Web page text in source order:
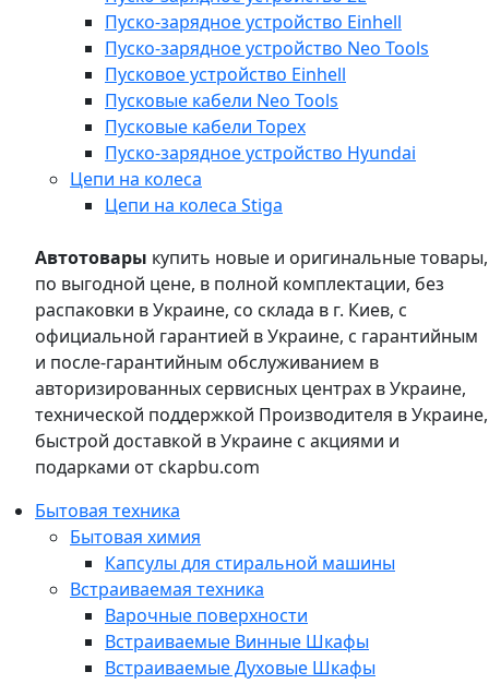
Пуско-зарядное устройство Einhell
Пуско-зарядное устройство Neo Tools
Пусковое устройство Einhell
Пусковые кабели Neo Tools
Пусковые кабели Topex
Пуско-зарядное устройство Hyundai
Цепи на колеса
Цепи на колеса Stiga
Автотовары купить новые и оригинальные товары,
по выгодной цене, в полной комплектации, без
распаковки в Украине, со склада в г. Киев, с
официальной гарантией в Украине, с гарантийным
и после-гарантийным обслуживанием в
авторизированных сервисных центрах в Украине,
технической поддержкой Производителя в Украине,
быстрой доставкой в Украине с акциями и
подарками от ckapbu.com
Бытовая техника
Бытовая химия
Капсулы для стиральной машины
Встраиваемая техника
Варочные поверхности
Встраиваемые Винные Шкафы
Встраиваемые Духовые Шкафы